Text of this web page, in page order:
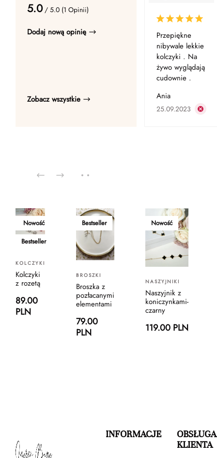
5.0/ 5.0 (1 Opinii)
Dodaj nową opinię
Zobacz wszystkie
Przepiękne
nibywale lekkie
kolczyki . Na
żywo wyglądają
cudownie .
Ania
25.09.2023
Nowość
Bestseller
KOLCZYKI
Kolczyki
z rozetą
89.00
PLN
Bestseller
BROSZKI
Broszka z
pozłacanymi
elementami
79.00
PLN
Nowość
NASZYJNIKI
Naszyjnik z
koniczynkami-
czarny
119.00 PLN
INFORMACJE
OBSŁUGA
KLIENTA